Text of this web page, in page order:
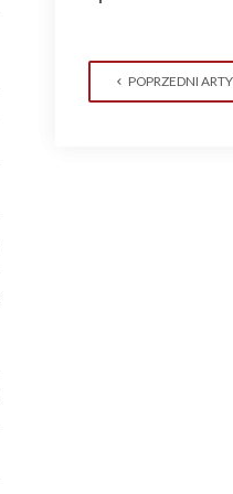
POPRZEDNI